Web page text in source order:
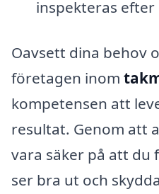
inspekteras
Oavsett dina behov
företagen inom
kompetensen att
resultat. Genom att
vara säker på att du
ser bra ut och